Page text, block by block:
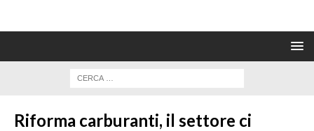
Riforma carburanti, il settore ci